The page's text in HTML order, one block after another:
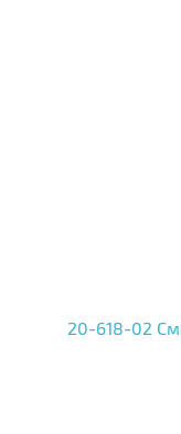
20-618-02